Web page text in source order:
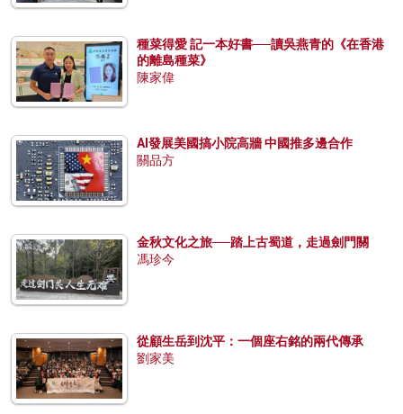
種菜得愛 記一本好書──讀吳燕青的《在香港
的離島種菜》
陳家偉
AI發展美國搞小院高牆 中國推多邊合作
關品方
金秋文化之旅──踏上古蜀道，走過劍門關
馮珍今
從顧生岳到沈平：一個座右銘的兩代傳承
劉家美